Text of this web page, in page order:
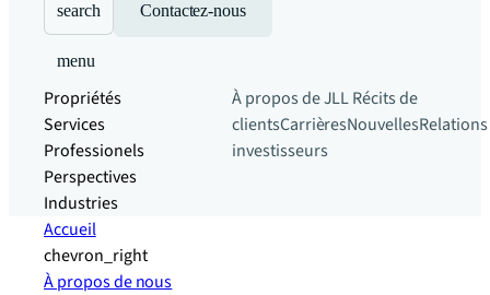
search Contactez-nous
menu
Propriétés
Services
Professionels
Perspectives
Industries
À propos de JLLRécits de
clientsCarrièresNouvellesRelations
investisseurs
Accueil
chevron_right
À propos de nous